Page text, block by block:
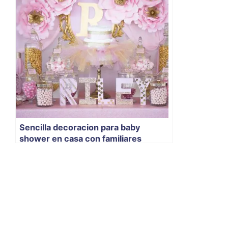
Sencilla decoracion para baby
shower en casa con familiares